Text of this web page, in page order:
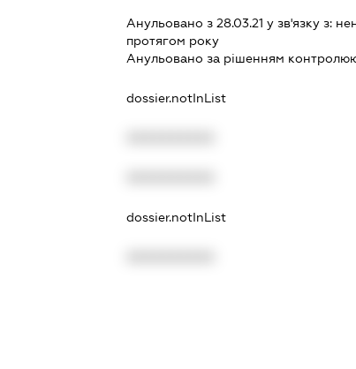
Анульовано з 28.03.21 у зв'язку з:
протягом року
Анульовано за рiшенням
dossier.notInList
dossier.notInList